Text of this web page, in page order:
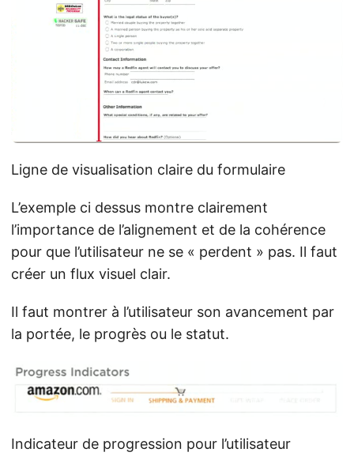
Ligne de visualisation claire du formulaire
L’exemple ci dessus montre clairement
l’importance de l’alignement et de la cohérence
pour que l’utilisateur ne se « perdent » pas. Il faut
créer un flux visuel clair.
Il faut montrer à l’utilisateur son avancement par
la portée, le progrès ou le statut.
Indicateur de progression pour l’utilisateur